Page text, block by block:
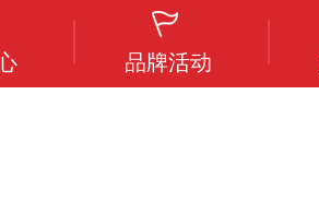
品牌活动